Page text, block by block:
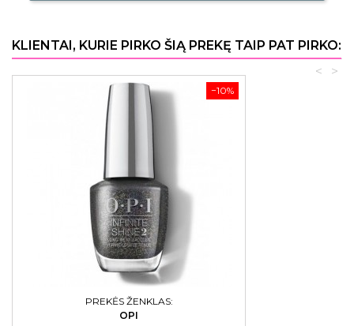
KLIENTAI, KURIE PIRKO ŠIĄ PREKĘ TAIP PAT PIRKO:
>
<
−10%
PREKĖS ŽENKLAS:
OPI